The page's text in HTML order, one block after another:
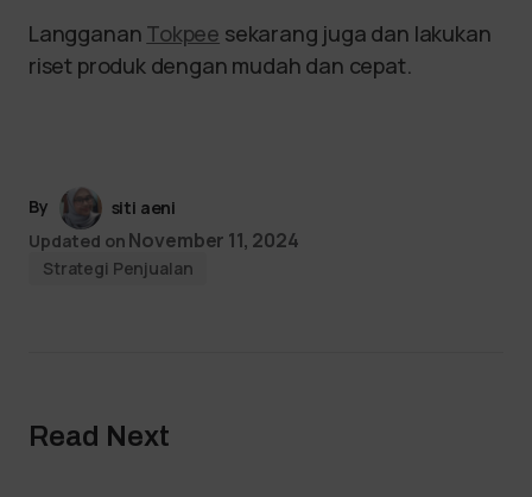
Langganan Tokpee sekarang juga dan lakukan
riset produk dengan mudah dan cepat.
By
siti aeni
Updated on November 11, 2024
Strategi Penjualan
Read Next